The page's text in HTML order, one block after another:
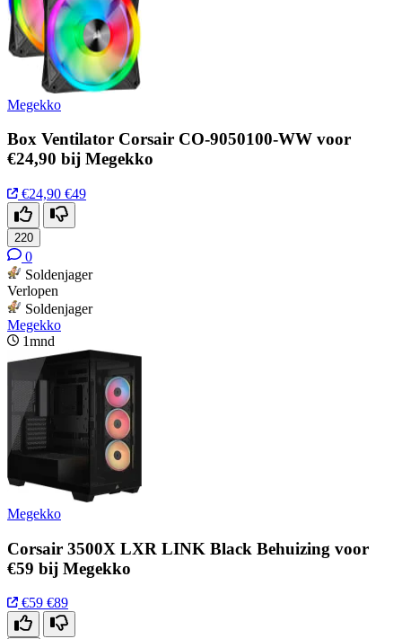
Megekko
Box Ventilator Corsair CO-9050100-WW voor
€24,90 bij Megekko
€24,90 €49
220
0
Soldenjager
Verlopen
Soldenjager
Megekko
1mnd
Megekko
Corsair 3500X LXR LINK Black Behuizing voor
€59 bij Megekko
€59 €89